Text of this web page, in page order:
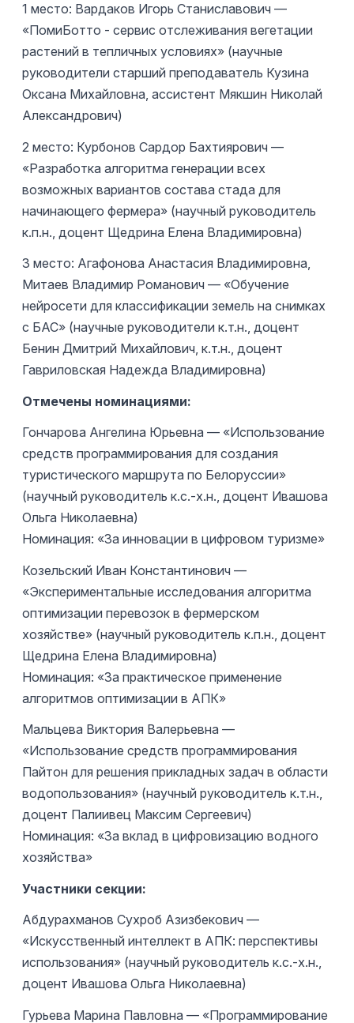
1 место: Вардаков Игорь Станиславович —
«ПомиБотто - сервис отслеживания вегетации
растений в тепличных условиях» (научные
руководители старший преподаватель Кузина
Оксана Михайловна, ассистент Мякшин Николай
Александрович)
2 место: Курбонов Сардор Бахтиярович —
«Разработка алгоритма генерации всех
возможных вариантов состава стада для
начинающего фермера» (научный руководитель
к.п.н., доцент Щедрина Елена Владимировна)
3 место: Агафонова Анастасия Владимировна,
Митаев Владимир Романович — «Обучение
нейросети для классификации земель на снимках
с БАС» (научные руководители к.т.н., доцент
Бенин Дмитрий Михайлович, к.т.н., доцент
Гавриловская Надежда Владимировна)
Отмечены номинациями:
Гончарова Ангелина Юрьевна — «Использование
средств программирования для создания
туристического маршрута по Белоруссии»
(научный руководитель к.с.-х.н., доцент Ивашова
Ольга Николаевна)
Номинация: «За инновации в цифровом туризме»
Козельский Иван Константинович —
«Экспериментальные исследования алгоритма
оптимизации перевозок в фермерском
хозяйстве» (научный руководитель к.п.н., доцент
Щедрина Елена Владимировна)
Номинация: «За практическое применение
алгоритмов оптимизации в АПК»
Мальцева Виктория Валерьевна —
«Использование средств программирования
Пайтон для решения прикладных задач в области
водопользования» (научный руководитель к.т.н.,
доцент Палиивец Максим Сергеевич)
Номинация: «За вклад в цифровизацию водного
хозяйства»
Участники секции:
Абдурахманов Сухроб Азизбекович —
«Искусственный интеллект в АПК: перспективы
использования» (научный руководитель к.с.-х.н.,
доцент Ивашова Ольга Николаевна)
Гурьева Марина Павловна — «Программирование